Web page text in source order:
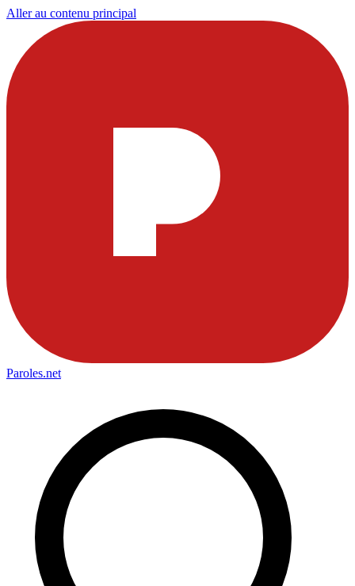
Aller au contenu principal
Paroles.net